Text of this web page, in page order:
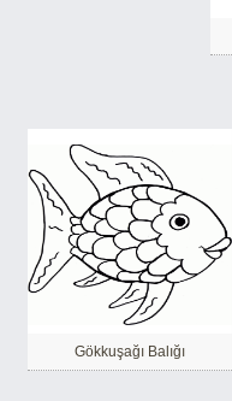
Gökkuşağı Balığı